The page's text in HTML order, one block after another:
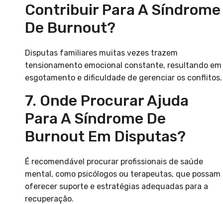
Contribuir Para A Síndrome
De Burnout?
Disputas familiares muitas vezes trazem
tensionamento emocional constante, resultando em
esgotamento e dificuldade de gerenciar os conflitos.
7. Onde Procurar Ajuda
Para A Síndrome De
Burnout Em Disputas?
É recomendável procurar profissionais de saúde
mental, como psicólogos ou terapeutas, que possam
oferecer suporte e estratégias adequadas para a
recuperação.